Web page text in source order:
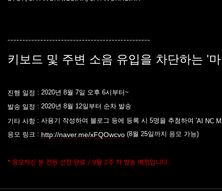
-​-​-​-​-​-​-​-​-​-​-​-​​-​-​-​-​-​-​-​-​-​-​-​-​​-​-​-​-​-​-​-​-​-​-​-​-​​-​-​-​-​-​-​-​-​-​-​-​-​​
키보드 및 주변 소음 유입을 차단하는 '
진행 일정 : 2020년 8월 7일 오후 6시부터~
발송 일정 : 2020년 8월 12일부터 순차 발송
기타 사항 : 사용기 작성하여 블로그 등에 등록 시 5명을 추첨하여 'AI NC
응모 링크 : http://naver.me/xFQOwcvo (8월 25일까지 응모 가능)
* 응모하신 분 전원 선정 완료 / 9월 2주 차 발송 예정입니다.